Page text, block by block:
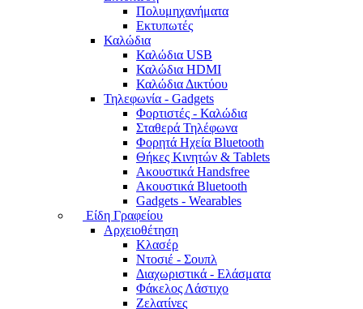
Πολυμηχανήματα
Εκτυπωτές
Καλώδια
Καλώδια USB
Καλώδια HDMI
Καλώδια Δικτύου
Τηλεφωνία - Gadgets
Φορτιστές - Καλώδια
Σταθερά Τηλέφωνα
Φορητά Ηχεία Bluetooth
Θήκες Κινητών & Tablets
Ακουστικά Handsfree
Ακουστικά Bluetooth
Gadgets - Wearables
Είδη Γραφείου
Αρχειοθέτηση
Κλασέρ
Ντοσιέ - Σουπλ
Διαχωριστικά - Ελάσματα
Φάκελος Λάστιχο
Ζελατίνες